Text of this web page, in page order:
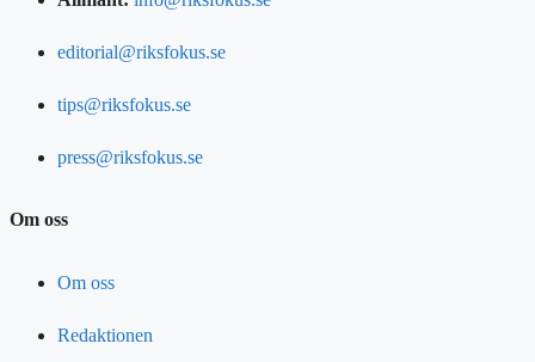
editorial@riksfokus.se
tips@riksfokus.se
press@riksfokus.se
Om oss
Om oss
Redaktionen